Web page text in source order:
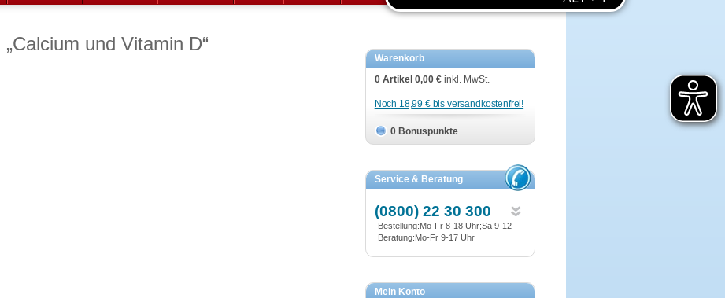
„Calcium und Vitamin D“
Warenkorb
0 Artikel 0,00 € inkl. MwSt.
Noch 18,99 € bis versandkostenfrei!
0 Bonuspunkte
Service & Beratung
(0800) 22 30 300
Bestellung:Mo-Fr 8-18 Uhr;Sa 9-12
Beratung:Mo-Fr 9-17 Uhr
Mein Konto